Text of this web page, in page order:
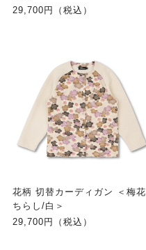
29,700円（税込）
花柄 切替カーディガン ＜梅花
ちらし/白＞
29,700円（税込）